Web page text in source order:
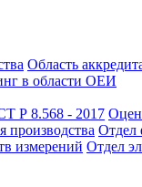
Область
в области ОЕИ
Р 8.568 - 2017
производства Отдел
измерений Отдел